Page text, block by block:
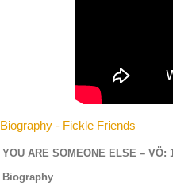
Biography - Fickle Friends
YOU ARE SOMEONE ELSE – VÖ:
Biography